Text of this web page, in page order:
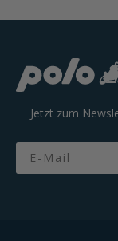
Jetzt zum
Email